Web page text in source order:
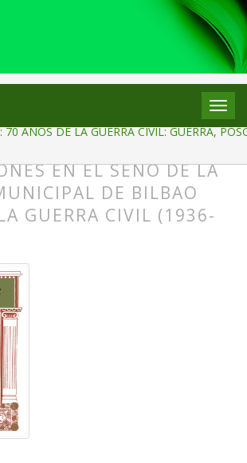
AÑOS DE LA GUERRA CIVIL: GUERRA,
EN EL SENO DE LA
DE BILBAO
GUERRA CIVIL (1936-